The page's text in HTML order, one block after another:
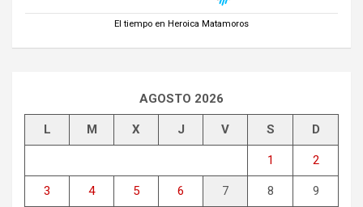
El tiempo en Heroica Matamoros
AGOSTO 2026
L M X J V S D
1 2
3 4 5 6 7 8 9